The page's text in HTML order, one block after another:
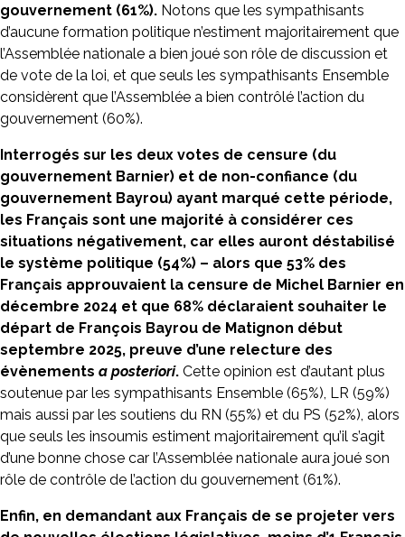
gouvernement (61%). Notons que les sympathisants
d’aucune formation politique n’estiment majoritairement que
l’Assemblée nationale a bien joué son rôle de discussion et
de vote de la loi, et que seuls les sympathisants Ensemble
considèrent que l’Assemblée a bien contrôlé l’action du
gouvernement (60%).
Interrogés sur les deux votes de censure (du
gouvernement Barnier) et de non-confiance (du
gouvernement Bayrou) ayant marqué cette période,
les Français sont une majorité à considérer ces
situations négativement, car elles auront déstabilisé
le système politique (54%) – alors que 53% des
Français approuvaient la censure de Michel Barnier en
décembre 2024 et que 68% déclaraient souhaiter le
départ de François Bayrou de Matignon début
septembre 2025, preuve d’une relecture des
évènements a posteriori. Cette opinion est d’autant plus
soutenue par les sympathisants Ensemble (65%), LR (59%)
mais aussi par les soutiens du RN (55%) et du PS (52%), alors
que seuls les insoumis estiment majoritairement qu’il s’agit
d’une bonne chose car l’Assemblée nationale aura joué son
rôle de contrôle de l’action du gouvernement (61%).
Enfin, en demandant aux Français de se projeter vers